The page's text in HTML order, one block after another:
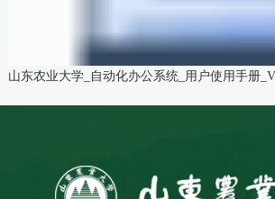
山东农业大学_自动化办公系统_用户使用手册